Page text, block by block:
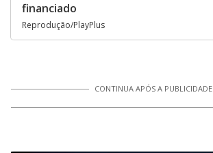
financiado
Reprodução/PlayPlus
CONTINUA APÓS A PUBLICIDADE